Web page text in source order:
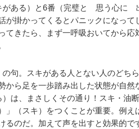
ある）と6番（完璧と 思う心に
が掛かってくるとパニックになっ
てきたら、まず一呼吸おいてから
。スキがある人とない人のどち
から足を一歩踏み出した状態が自
、まさしくその通り！スキ・油
（スキ）をつくことが重要。例
のだ。加えて声を出すと効果的で